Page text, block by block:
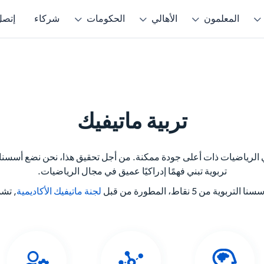
طرق للاستكشاف
التحدي الأسبوعي
المعلمون
التدريس مع ماتيفيك
الأنشطة والمناهج
الأهالي
التعلم مع ماتيفيك
الحكومات
تحويل التعليم
شراكات عالمية
شركاء
تربية ماتيفيك
ذات أعلى جودة ممكنة. من أجل تحقيق هذا، نحن نضع
تربوية تبني فهمًا إدراكيًا عميق في مجال الرياضيات.
التربوية من 5 نقاط، المطورة من قبل لجنة ماتيفيك الأكاديمية,